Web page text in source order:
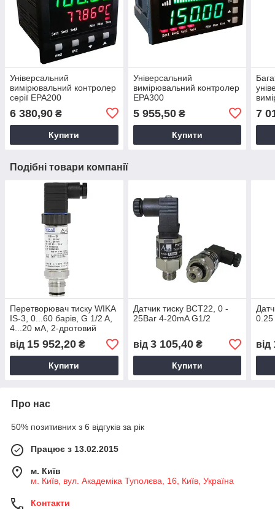
Універсальний
вимірювальний контролер
серії EPA200
6 380,90 ₴
Купити
Універсальний
вимірювальний контролер
EPA300
5 955,50₴
Купити
7
Подібні товари компанії
Перетворювач тиску WIKA
IS-3, 0...60 барів, G 1/2 A,
4...20 мА, 2-дротовий
від 15 952,20 ₴
Купити
Датчик тиску BCT22, 0 -
25Bar 4-20mA G1/2
від 3 105,40₴
Купити
від
Про нас
50% позитивних з 6 відгуків за рік
Працює з 13.02.2015
м. Київ
м. Київ, вул. Академіка Туполєва, 16, Київ, Україна
Контакти